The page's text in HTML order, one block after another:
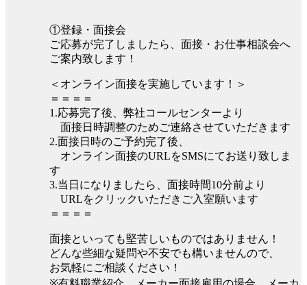
①登録・面接会
ご応募が完了しましたら、面接・お仕事相談会へ
ご案内致します！
＜オンライン面接を実施しています！＞
＝＝＝＝
1.応募完了後、弊社コールセンターより
面接日時調整のためご連絡させていただきます
2.面接日時のご予約完了後、
オンライン面接のURLをSMSにてお送り致しま
す
3.当日になりましたら、面接時間10分前より
URLをクリックいただきご入室願います
＝＝＝＝
面接といっても堅苦しいものではありません！
どんな些細な疑問や不安でも構いませんので、
お気軽にご相談ください！